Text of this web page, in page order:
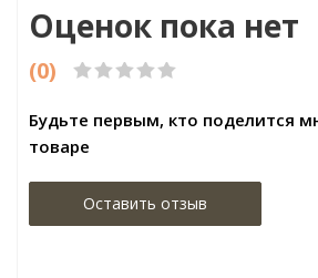
Оценок пока нет
(0)
Будьте первым, кто поделится
товаре
Оставить отзыв